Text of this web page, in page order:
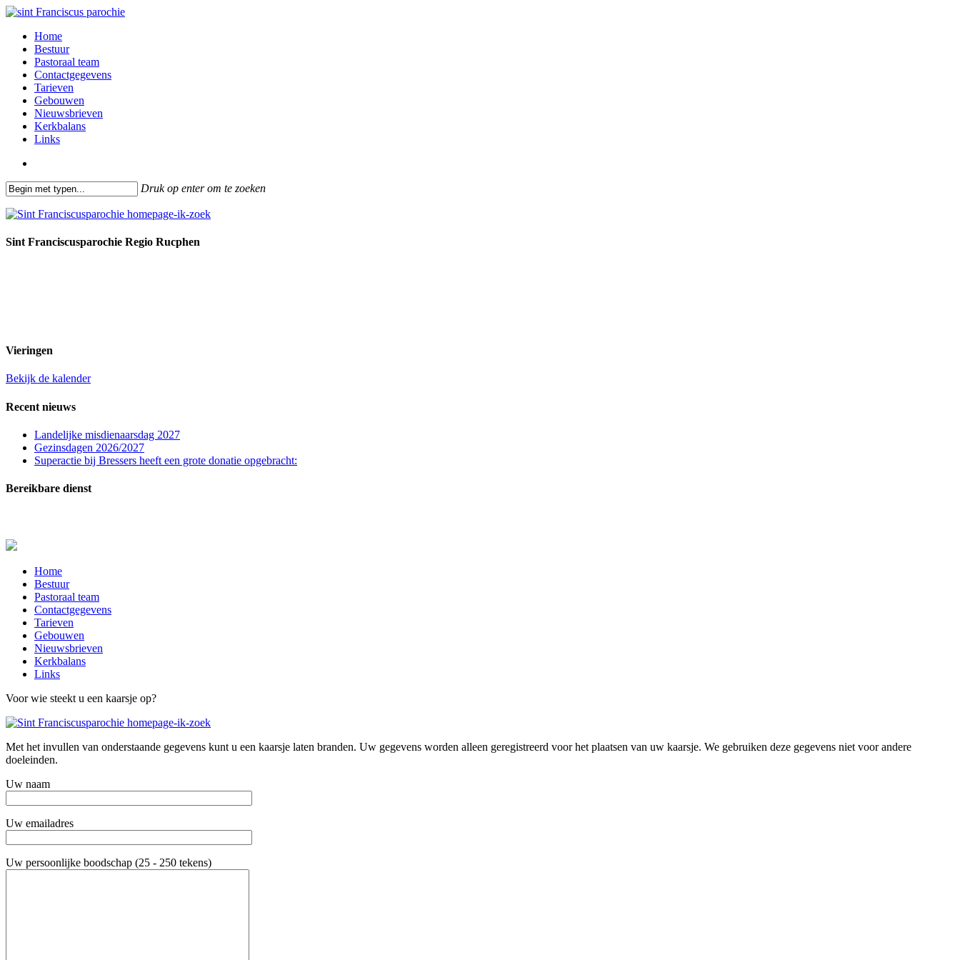
Skip
main
content
search
Menu
Home
Bestuur
Pastoraal team
Contactgegevens
Tarieven
Gebouwen
Nieuwsbrieven
Kerkbalans
Links
Druk op enter om te zoeken
Search
Sint Franciscusparochie Regio Rucphen
Vieringen
Bekijk de kalender
Recent nieuws
Landelijke misdienaarsdag 2027
Gezinsdagen 2026/2027
Superactie bij Bressers heeft een grote donatie opgebracht:
Bereikbare dienst
Close
Menu
Home
Bestuur
Pastoraal team
Contactgegevens
Tarieven
Gebouwen
Nieuwsbrieven
Kerkbalans
Links
Voor wie steekt u een kaarsje op?
Met het invullen van onderstaande gegevens kunt u een kaarsje laten branden. Uw gegevens worden alleen geregistreerd voor het plaatsen van uw kaarsje. We gebruiken deze gegevens niet voor andere
doeleinden.
Uw naam
Uw emailadres
Uw persoonlijke boodschap (25 - 250 tekens)